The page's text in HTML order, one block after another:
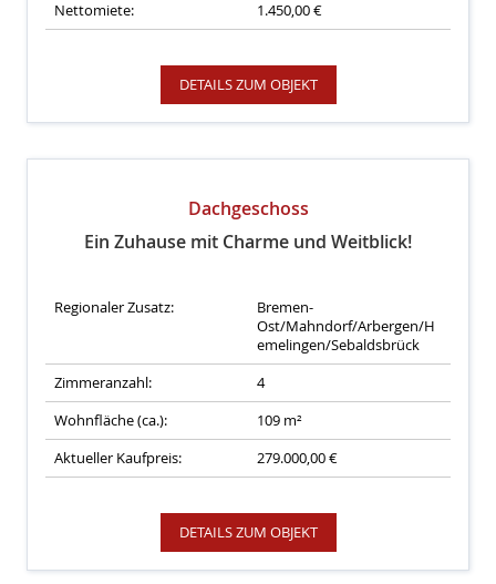
Nettomiete:
1.450,00 €
DETAILS ZUM OBJEKT
Dachgeschoss
Ein Zuhause mit Charme und Weitblick!
Regionaler Zusatz:
Bremen-
Ost/Mahndorf/Arbergen/H
emelingen/Sebaldsbrück
Zimmeranzahl:
4
Wohnfläche (ca.):
109 m²
Aktueller Kaufpreis:
279.000,00 €
DETAILS ZUM OBJEKT